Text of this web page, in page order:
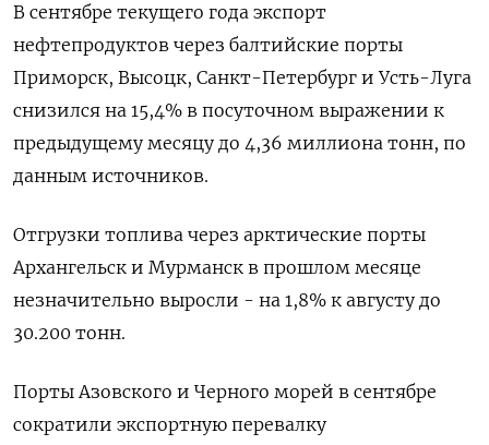
В сентябре текущего года экспорт
нефтепродуктов через балтийские порты
Приморск, Высоцк, Санкт-Петербург и Усть-Луга
снизился на 15,4% в посуточном выражении к
предыдущему месяцу до 4,36 миллиона тонн, по
данным источников.
Отгрузки топлива через арктические порты
Архангельск и Мурманск в прошлом месяце
незначительно выросли - на 1,8% к августу до
30.200 тонн.
Порты Азовского и Черного морей в сентябре
сократили экспортную перевалку